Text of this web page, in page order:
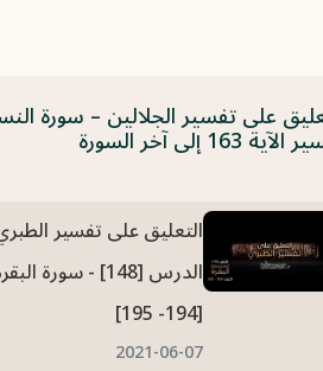
163 إلى آخر السورة
التعليق على تفسير
الدرس [148] - سورة
[194- 195]
2021-06-07